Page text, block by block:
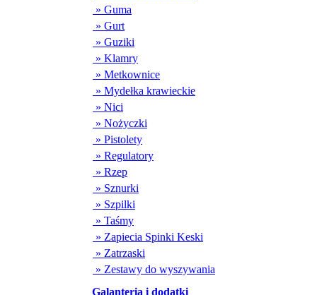
» Guma
» Gurt
» Guziki
» Klamry
» Metkownice
» Mydełka krawieckie
» Nici
» Nożyczki
» Pistolety
» Regulatory
» Rzep
» Sznurki
» Szpilki
» Taśmy
» Zapiecia Spinki Keski
» Zatrzaski
» Zestawy do wyszywania
Galanteria i dodatki